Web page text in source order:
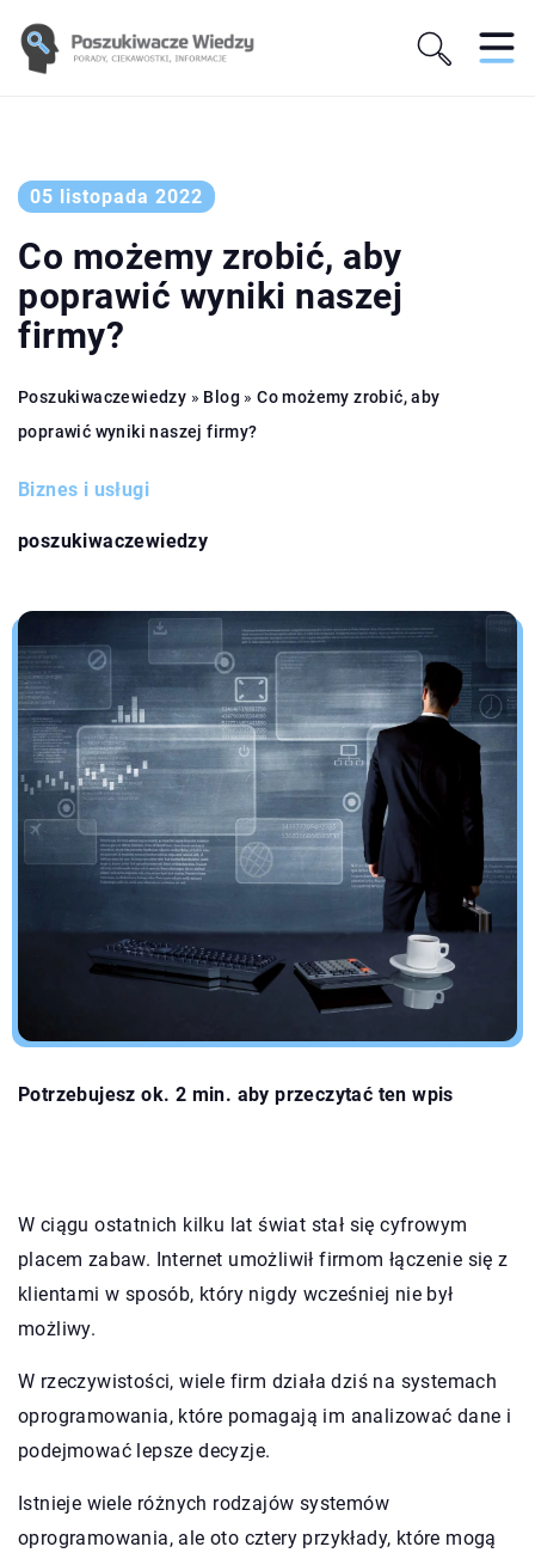
05 listopada 2022
Co możemy zrobić, aby
poprawić wyniki naszej
firmy?
Poszukiwaczewiedzy » Blog »Co możemy zrobić, aby
poprawić wyniki naszej firmy?
Biznes i usługi
poszukiwaczewiedzy
Potrzebujesz ok. 2 min. aby przeczytać ten wpis
W ciągu ostatnich kilku lat świat stał się cyfrowym
placem zabaw. Internet umożliwił firmom łączenie się z
klientami w sposób, który nigdy wcześniej nie był
możliwy.
W rzeczywistości, wiele firm działa dziś na systemach
oprogramowania, które pomagają im analizować dane i
podejmować lepsze decyzje.
Istnieje wiele różnych rodzajów systemów
oprogramowania, ale oto cztery przykłady, które mogą